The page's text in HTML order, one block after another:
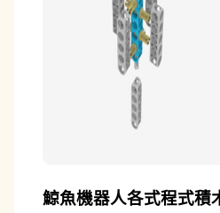
鯨魚機器人各式程式積